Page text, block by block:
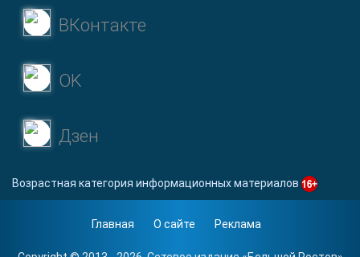
ВКонтакте
OK
Дзен
Возрастная категория информационных материалов
Главная О сайте Реклама